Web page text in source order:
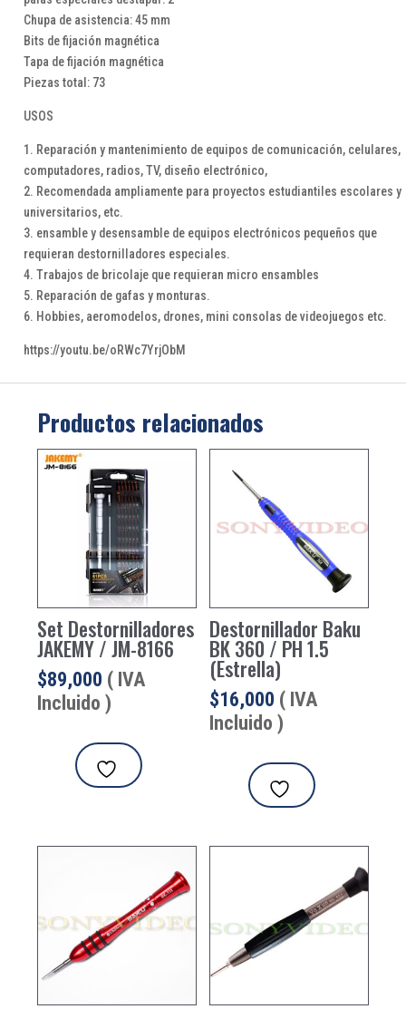
Chupa de asistencia: 45 mm
Bits de fijación magnética
Tapa de fijación magnética
Piezas total: 73
USOS
1. Reparación y mantenimiento de equipos de comunicación, celulares,
computadores, radios, TV, diseño electrónico,
2. Recomendada ampliamente para proyectos estudiantiles escolares y
universitarios, etc.
3. ensamble y desensamble de equipos electrónicos pequeños que
requieran destornilladores especiales.
4. Trabajos de bricolaje que requieran micro ensambles
5. Reparación de gafas y monturas.
6. Hobbies, aeromodelos, drones, mini consolas de videojuegos etc.
https://youtu.be/oRWc7YrjObM
Productos relacionados
Set Destornilladores
JAKEMY / JM-8166
$89,000 ( IVA
Incluido )
Destornillador Baku
BK 360 / PH 1.5
(Estrella)
$16,000 ( IVA
Incluido )